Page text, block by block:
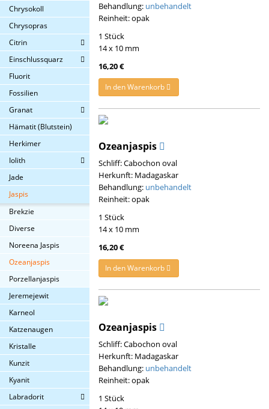
Chrysokoll
Chrysopras
Citrin
Einschlussquarz
Fluorit
Fossilien
Granat
Hämatit (Blutstein)
Herkimer
Iolith
Jade
Jaspis
Brekzie
Diverse
Noreena Jaspis
Ozeanjaspis
Porzellanjaspis
Jeremejewit
Karneol
Katzenaugen
Kristalle
Kunzit
Kyanit
Labradorit
Behandlung: unbehandelt
Reinheit: opak
1 Stück
14 x 10 mm
16,20 €
In den Warenkorb
Ozeanjaspis
Schliff: Cabochon oval
Herkunft: Madagaskar
Behandlung: unbehandelt
Reinheit: opak
1 Stück
14 x 10 mm
16,20 €
In den Warenkorb
Ozeanjaspis
Schliff: Cabochon oval
Herkunft: Madagaskar
Behandlung: unbehandelt
Reinheit: opak
1 Stück